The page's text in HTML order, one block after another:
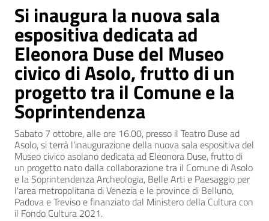
Si inaugura la nuova sala
espositiva dedicata ad
Eleonora Duse del Museo
civico di Asolo, frutto di un
progetto tra il Comune e la
Soprintendenza
Sabato 7 ottobre, alle ore 16.00, presso il Teatro Duse ad
Asolo, si terrà l'inaugurazione della nuova sala espositiva del
Museo civico asolano dedicata ad Eleonora Duse, frutto di
un progetto nato dalla collaborazione tra il Comune di Asolo
e la Soprintendenza Archeologia, Belle Arti e Paesaggio per
l'area metropolitana di Venezia e le province di Belluno,
Padova e Treviso e finanziato dal Ministero della Cultura con
il Fondo Cultura 2021.